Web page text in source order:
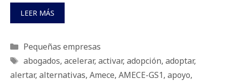
LEER MÁS
Categorías
Pequeñas empresas
Etiquetas
abogados, acelerar, activar, adopción, adoptar,
alertar, alternativas, Amece, AMECE-GS1, apoyo,